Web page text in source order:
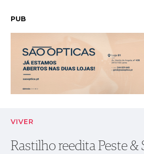
PUB
Rastilho reedita Peste & Sida e a mítica
Beat
VIVER
Rastilho reedita Peste &